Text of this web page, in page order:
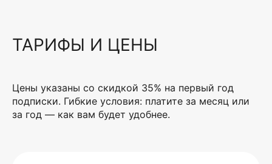
ТАРИФЫ И ЦЕНЫ
Цены указаны со скидкой 35% на первый год
подписки. Гибкие условия: платите за месяц или
за год — как вам будет удобнее.